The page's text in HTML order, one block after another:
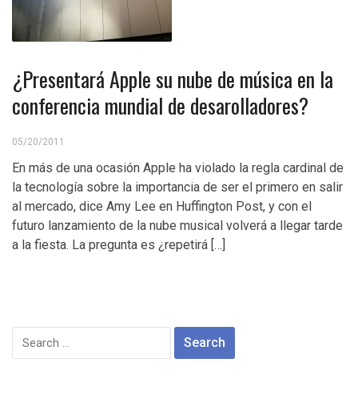
¿Presentará Apple su nube de música en la
conferencia mundial de desarolladores?
05/20/2011
En más de una ocasión Apple ha violado la regla cardinal de
la tecnología sobre la importancia de ser el primero en salir
al mercado, dice Amy Lee en Huffington Post, y con el
futuro lanzamiento de la nube musical volverá a llegar tarde
a la fiesta. La pregunta es ¿repetirá […]
Search
for: